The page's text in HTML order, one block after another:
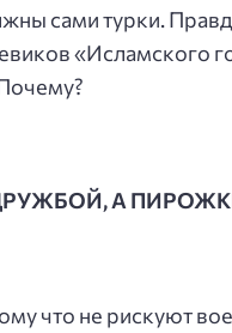
сами турки.
«Исламского
А
что не рискуют